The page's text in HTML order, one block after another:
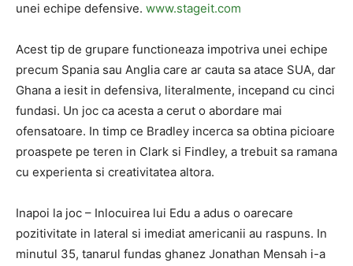
unei echipe defensive. www.stageit.com
Acest tip de grupare functioneaza impotriva unei echipe
precum Spania sau Anglia care ar cauta sa atace SUA, dar
Ghana a iesit in defensiva, literalmente, incepand cu cinci
fundasi. Un joc ca acesta a cerut o abordare mai
ofensatoare. In timp ce Bradley incerca sa obtina picioare
proaspete pe teren in Clark si Findley, a trebuit sa ramana
cu experienta si creativitatea altora.
Inapoi la joc – Inlocuirea lui Edu a adus o oarecare
pozitivitate in lateral si imediat americanii au raspuns. In
minutul 35, tanarul fundas ghanez Jonathan Mensah i-a